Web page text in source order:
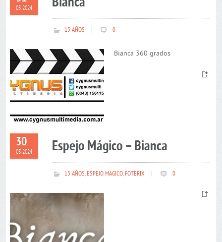
03 2024
15 AÑOS 0
Bianca 360 grados
30
03 2024 Espejo Mágico – Bianca
15 AÑOS,ESPEJO MAGICO,FOTERIX 0